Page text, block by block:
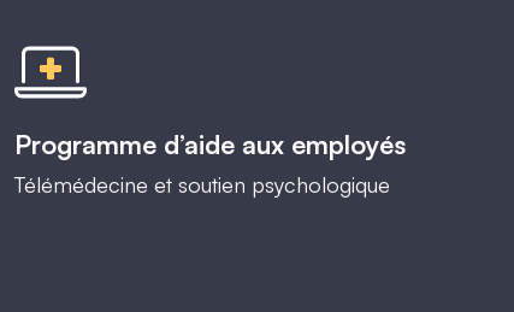
Programme d’aide aux employés
Télémédecine et soutien psychologique